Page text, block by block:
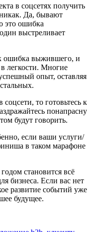
в соцсетях получить
Да, бывают
это ошибка
выстреливает
ошибка выжившего, и
легкости. Многие
опыт, оставляя
то готовьтесь к
понапрасну
будут говорить.
если ваши услуги/
в таком марафоне
становится всё
бизнеса. Если вас нет
развитие событий уже
будущее.